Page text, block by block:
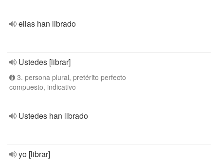
ellas han librado
Ustedes [librar]
3. persona plural, pretérito perfecto
compuesto, indicativo
Ustedes han librado
yo [librar]